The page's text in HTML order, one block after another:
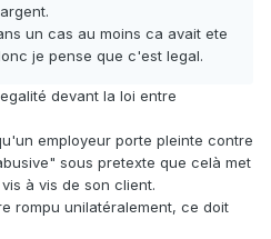
un cas au moins ca avait ete
je pense que c'est legal.
devant la loi entre
employeur porte pleinte contre
sous pretexte que celà met
à vis de son client.
rompu unilatéralement, ce doit